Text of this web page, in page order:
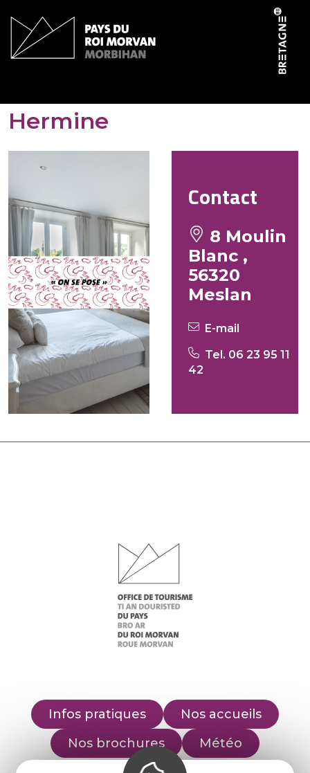
Hermine
Contact
8 Moulin
Blanc ,
56320
Meslan
E-mail
Tel. 06 23 95 11
42
Infos pratiques
Nos accueils
Nos brochures
Météo